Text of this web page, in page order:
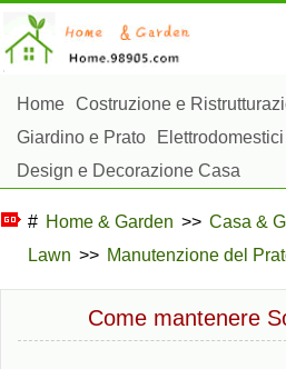
Home Costruzione e
Giardino e Prato
Elettrodomestici
Design e Decorazione Casa
# Home & Garden >> Casa &
Lawn >> Manutenzione del
Come mantenere